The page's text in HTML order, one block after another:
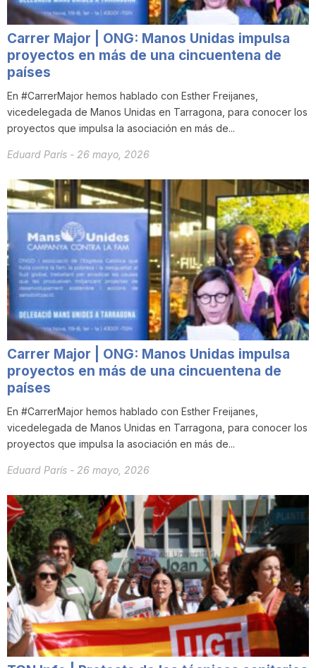
Carrer Major | ONG: Manos Unidas impulsa
proyectos en más de una cincuentena de
países
En #CarrerMajor hemos hablado con Esther Freijanes,
vicedelegada de Manos Unidas en Tarragona, para conocer los
proyectos que impulsa la asociación en más de...
Eduard París - 26 mayo, 2026
Carrer Major | ONG: Manos Unidas impulsa
proyectos en más de una cincuentena de
países
En #CarrerMajor hemos hablado con Esther Freijanes,
vicedelegada de Manos Unidas en Tarragona, para conocer los
proyectos que impulsa la asociación en más de...
Eduard París - 26 mayo, 2026